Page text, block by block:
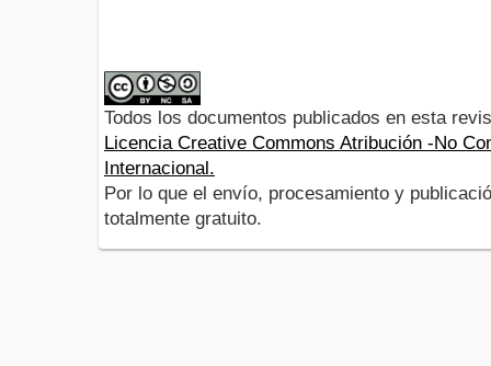
Todos los documentos publicados en esta
Licencia Creative Commons Atribución -No
Internacional.
Por lo que el envío, procesamiento y
totalmente gratuito.